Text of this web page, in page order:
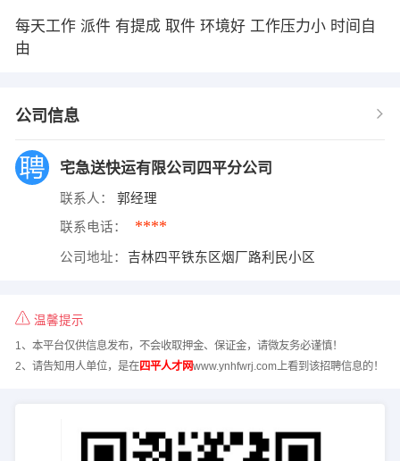
每天工作 派件 有提成 取件 环境好 工作压力小 时间自
由
公司信息
宅急送快运有限公司四平分公司
联系人： 郭经理
联系电话： ****
公司地址： 吉林四平铁东区烟厂路利民小区
温馨提示
1、本平台仅供信息发布，不会收取押金、保证金，请微友务必谨慎！
2、请告知用人单位，是在四平人才网www.ynhfwrj.com上看到该招聘信息的！